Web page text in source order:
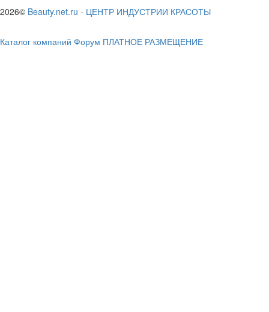
2026© Beauty.net.ru - ЦЕНТР ИНДУСТРИИ КРАСОТЫ
Каталог компаний Форум ПЛАТНОЕ РАЗМЕЩЕНИЕ